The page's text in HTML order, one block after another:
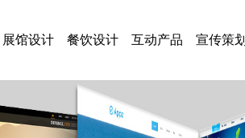
展馆设计 餐饮设计 互动产品 宣传策划